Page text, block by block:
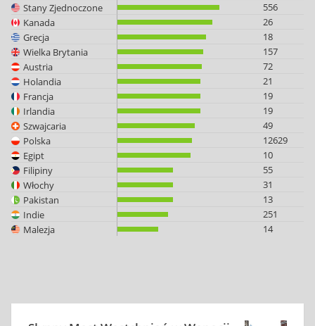
Stany Zjednoczone
556
Kanada
26
Grecja
18
Wielka Brytania
157
Austria
72
Holandia
21
Francja
19
Irlandia
19
Szwajcaria
49
Polska
12629
Egipt
10
Filipiny
55
Włochy
31
Pakistan
13
Indie
251
Malezja
14